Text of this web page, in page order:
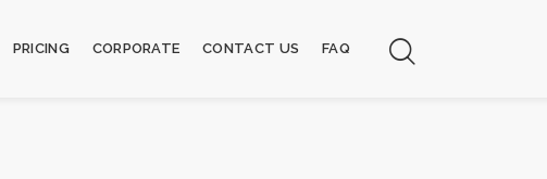
PRICING CORPORATE CONTACT US FAQ